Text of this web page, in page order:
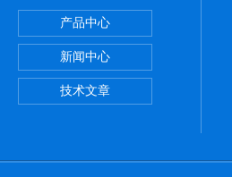
刷石膏检测水泥全自动
试验夹具
产品中心
新闻中心
技术文章